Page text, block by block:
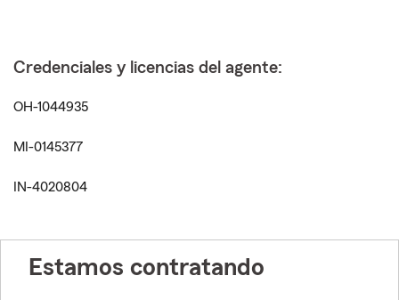
Credenciales y licencias del agente:
OH-1044935
MI-0145377
IN-4020804
Estamos contratando